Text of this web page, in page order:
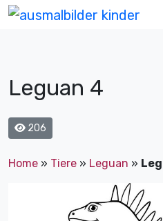
Leguan 4
206
Home » Tiere » Leguan »